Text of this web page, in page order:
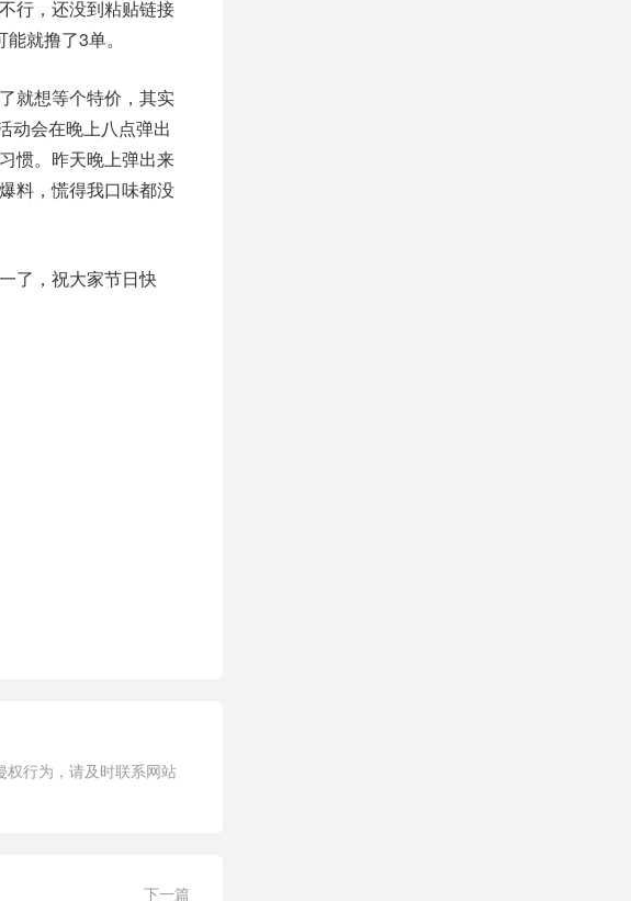
行，还没到粘贴链接
就撸了3单。
就想等个特价，其实
动会在晚上八点弹出
惯。昨天晚上弹出来
料，慌得我口味都没
了，祝大家节日快
权行为，请及时联系网站
下一篇